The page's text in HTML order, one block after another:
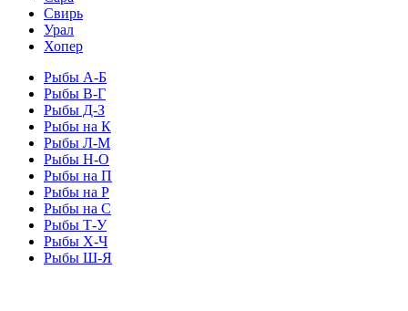
Свирь
Урал
Хопер
Рыбы А-Б
Рыбы В-Г
Рыбы Д-З
Рыбы на К
Рыбы Л-М
Рыбы Н-О
Рыбы на П
Рыбы на Р
Рыбы на С
Рыбы Т-У
Рыбы Х-Ч
Рыбы Ш-Я